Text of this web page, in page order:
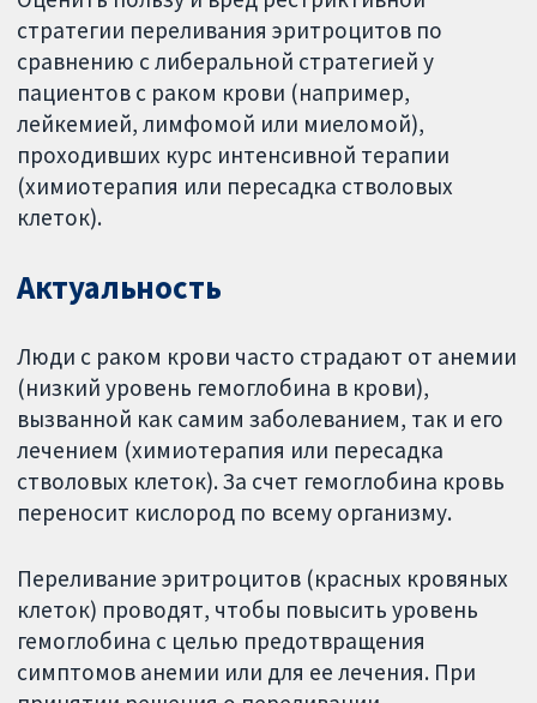
стратегии переливания эритроцитов по
сравнению с либеральной стратегией у
пациентов с раком крови (например,
лейкемией, лимфомой или миеломой),
проходивших курс интенсивной терапии
(химиотерапия или пересадка стволовых
клеток).
Актуальность
Люди с раком крови часто страдают от анемии
(низкий уровень гемоглобина в крови),
вызванной как самим заболеванием, так и его
лечением (химиотерапия или пересадка
стволовых клеток). За счет гемоглобина кровь
переносит кислород по всему организму.
Переливание эритроцитов (красных кровяных
клеток) проводят, чтобы повысить уровень
гемоглобина с целью предотвращения
симптомов анемии или для ее лечения. При